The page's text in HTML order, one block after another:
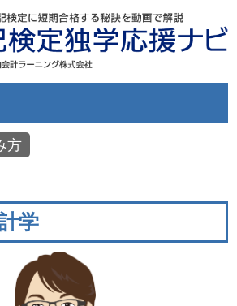
方
学